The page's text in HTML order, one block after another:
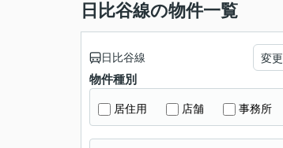
日比谷線の物件一覧
日比谷線 変更
物件種別
居住用 店舗 事務所